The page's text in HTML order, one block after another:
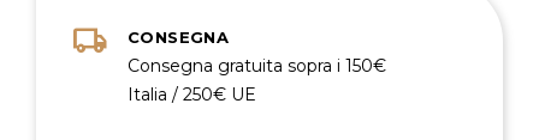
local_shipping CONSEGNA
Consegna gratuita sopra i 150€
Italia / 250€ UE